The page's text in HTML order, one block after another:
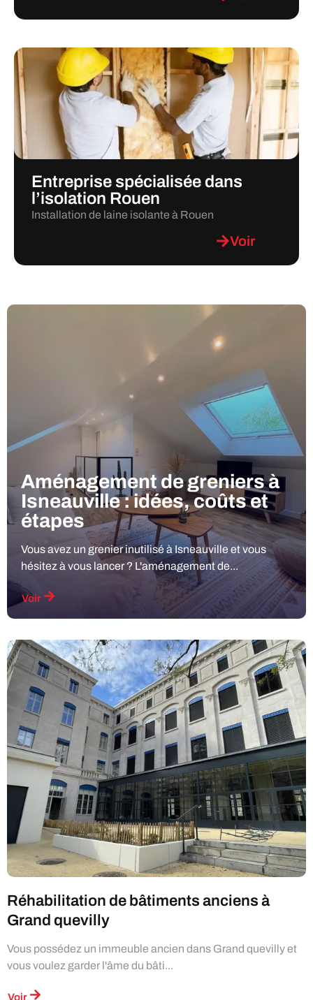
Entreprise spécialisée dans
l’isolation Rouen
Installation de laine isolante à Rouen
Voir
Aménagement de greniers à
Isneauville : idées, coûts et
étapes
Vous avez un grenier inutilisé à Isneauville et vous
hésitez à vous lancer ? L'aménagement de...
Voir
Réhabilitation de bâtiments anciens à
Grand quevilly
Vous possédez un immeuble ancien dans Grand quevilly et
vous voulez garder l'âme du bâti...
Voir